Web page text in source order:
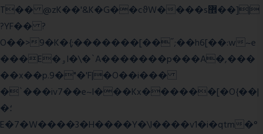
T�� @zK��'&K�G��cϑW����s޾��]|
?YF�� ?
O��>9�K�{;�������[��˝;��h6[��:w~e
���E�ۅl�\�`A�������p���A�,���
��x��p.9�"�'F|�O��i���
�`���iv7��e~l���Kx������[�O{��|
�؛
E�7�W����3�H����Y�\l����v1�i�qtm�°